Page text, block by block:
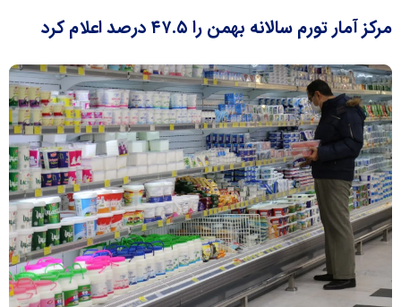
مرکز آمار تورم سالانه بهمن را ۴۷.۵ درصد اعلام کرد